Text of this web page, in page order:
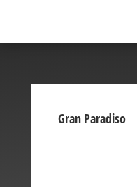
Gran Paradiso